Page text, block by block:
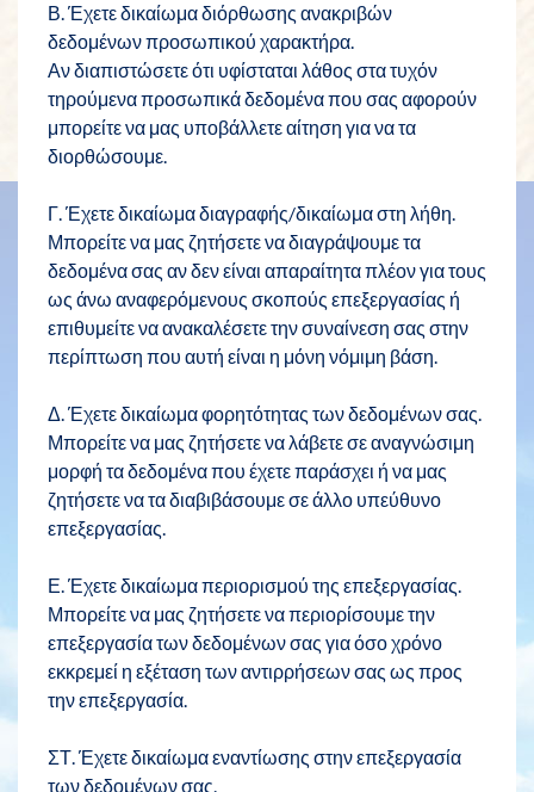
Β. Έχετε δικαίωμα διόρθωσης ανακριβών
δεδομένων προσωπικού χαρακτήρα.
Αν διαπιστώσετε ότι υφίσταται λάθος στα τυχόν
τηρούμενα προσωπικά δεδομένα που σας αφορούν
μπορείτε να μας υποβάλλετε αίτηση για να τα
διορθώσουμε.
Γ. Έχετε δικαίωμα διαγραφής/δικαίωμα στη λήθη.
Μπορείτε να μας ζητήσετε να διαγράψουμε τα
δεδομένα σας αν δεν είναι απαραίτητα πλέον για τους
ως άνω αναφερόμενους σκοπούς επεξεργασίας ή
επιθυμείτε να ανακαλέσετε την συναίνεση σας στην
περίπτωση που αυτή είναι η μόνη νόμιμη βάση.
Δ. Έχετε δικαίωμα φορητότητας των δεδομένων σας.
Μπορείτε να μας ζητήσετε να λάβετε σε αναγνώσιμη
μορφή τα δεδομένα που έχετε παράσχει ή να μας
ζητήσετε να τα διαβιβάσουμε σε άλλο υπεύθυνο
επεξεργασίας.
Ε. Έχετε δικαίωμα περιορισμού της επεξεργασίας.
Μπορείτε να μας ζητήσετε να περιορίσουμε την
επεξεργασία των δεδομένων σας για όσο χρόνο
εκκρεμεί η εξέταση των αντιρρήσεων σας ως προς
την επεξεργασία.
ΣΤ. Έχετε δικαίωμα εναντίωσης στην επεξεργασία
των δεδομένων σας.